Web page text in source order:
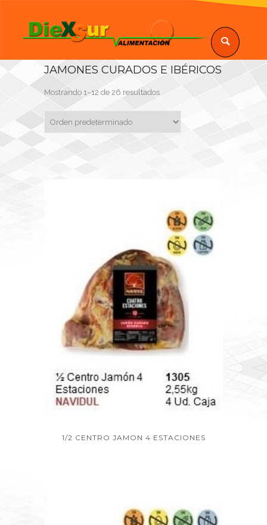
JAMONES CURADOS E IBÉRICOS
Mostrando 1–12 de 26 resultados
1/2 CENTRO JAMON 4 ESTACIONES